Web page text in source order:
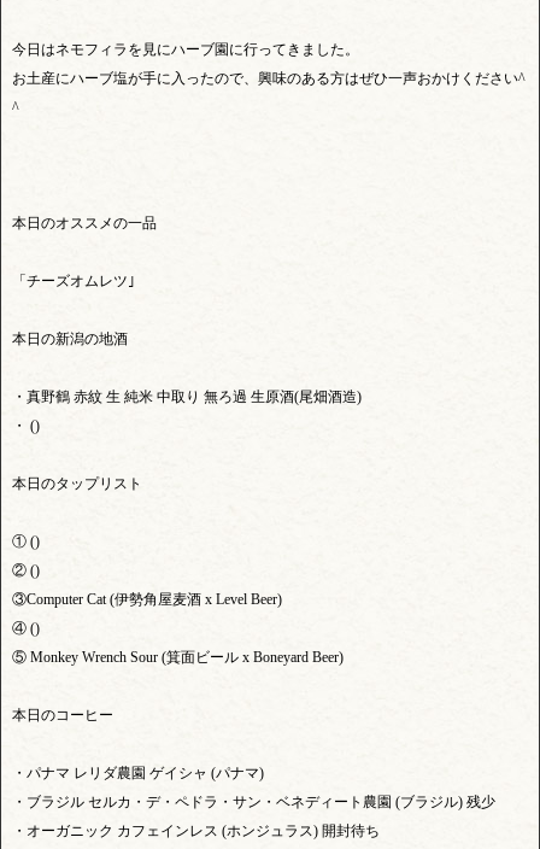
今日はネモフィラを見にハーブ園に行ってきました。
お土産にハーブ塩が手に入ったので、興味のある方はぜひ一声おかけください^
^
本日のオススメの一品
「チーズオムレツ｣
本日の新潟の地酒
・真野鶴 赤紋 生 純米 中取り 無ろ過 生原酒(尾畑酒造)
・ ()
本日のタップリスト
① ()
② ()
③Computer Cat (伊勢角屋麦酒 x Level Beer)
④ ()
⑤ Monkey Wrench Sour (箕面ビール x Boneyard Beer)
本日のコーヒー
・パナマ レリダ農園 ゲイシャ (パナマ)
・ブラジル セルカ・デ・ペドラ・サン・ベネディート農園 (ブラジル) 残少
・オーガニック カフェインレス (ホンジュラス) 開封待ち